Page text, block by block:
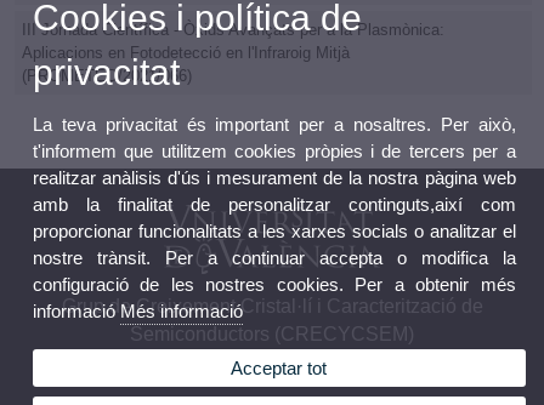
III Jornada Científica - Òxids Avançats per a la Plasmònica:
Aplicacions en Fotodetecció en l'Infraroig Mitjà
(PROMETEO/2021/066)
Grup de Creixement Cristal·lí i Caracterització de
Semiconductors (CRECYCSEM)
Cookies i política de
privacitat
La teva privacitat és important per a nosaltres. Per això,
t'informem que utilitzem cookies pròpies i de tercers per a
realitzar anàlisis d'ús i mesurament de la nostra pàgina web
amb la finalitat de personalitzar continguts,així com
proporcionar funcionalitats a les xarxes socials o analitzar el
nostre trànsit. Per a continuar accepta o modifica la
configuració de les nostres cookies. Per a obtenir més
informacióMés informació
Acceptar tot